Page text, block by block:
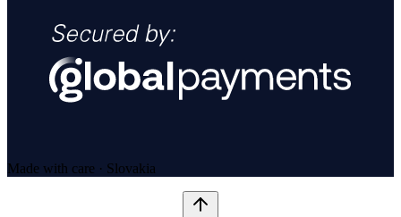
Made with care · Slovakia